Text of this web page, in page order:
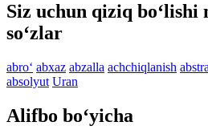
Siz uchun qiziq bo‘lishi
so‘zlar
abro‘ abxaz abzalla achchiqlanish
absolyut Uran
Alifbo bo‘yicha